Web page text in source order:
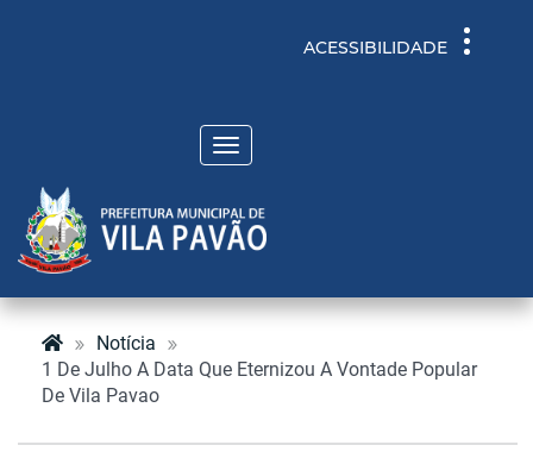
Toggle
ACESSIBILIDADE
Toggle
navigation
Notícia
1 De Julho A Data Que Eternizou A Vontade Popular
De Vila Pavao